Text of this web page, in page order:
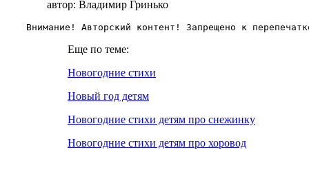
автор: Владимир Гринько
Внимание! Авторский контент! Запрещено к
Еще по теме:
Новогодние стихи
Новый год детям
Новогодние стихи детям про снежинку
Новогодние стихи детям про хоровод